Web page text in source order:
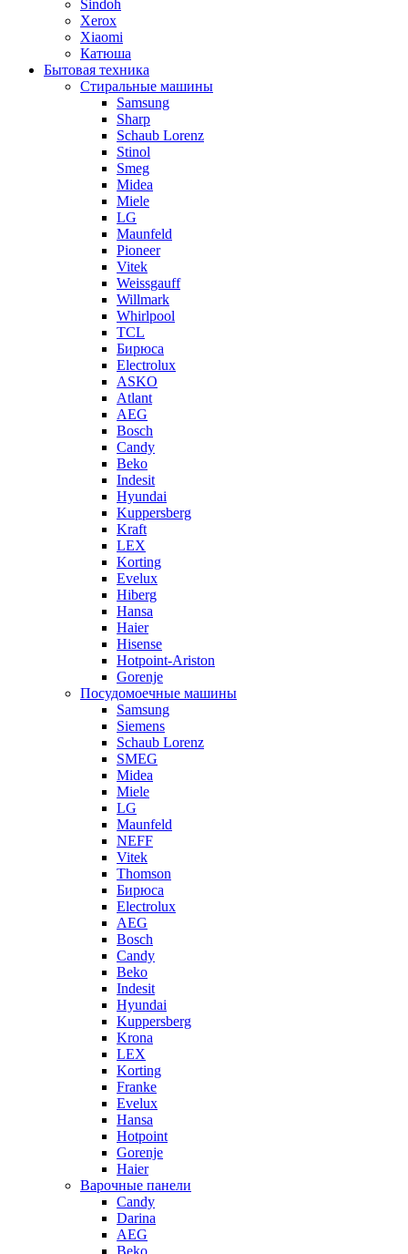
Sindoh
Xerox
Xiaomi
Катюша
Бытовая техника
Стиральные машины
Samsung
Sharp
Schaub Lorenz
Stinol
Smeg
Midea
Miele
LG
Maunfeld
Pioneer
Vitek
Weissgauff
Willmark
Whirlpool
TCL
Бирюса
Electrolux
ASKO
Atlant
AEG
Bosch
Candy
Beko
Indesit
Hyundai
Kuppersberg
Kraft
LEX
Korting
Evelux
Hiberg
Hansa
Haier
Hisense
Hotpoint-Ariston
Gorenje
Посудомоечные машины
Samsung
Siemens
Schaub Lorenz
SMEG
Midea
Miele
LG
Maunfeld
NEFF
Vitek
Thomson
Бирюса
Electrolux
AEG
Bosch
Candy
Beko
Indesit
Hyundai
Kuppersberg
Krona
LEX
Korting
Franke
Evelux
Hansa
Hotpoint
Gorenje
Haier
Варочные панели
Candy
Darina
AEG